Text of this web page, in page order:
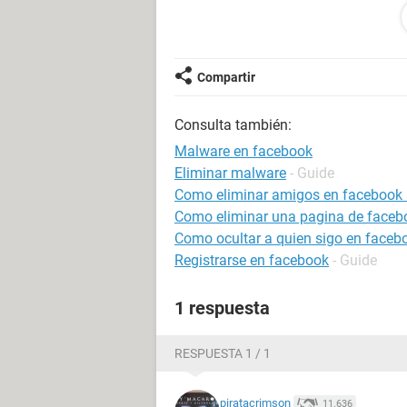
entro al facebook, normalmente en
que me pide ESET, y no detecta
de face, solamente la otra cuenta.
Compartir
Consulta también:
Malware en facebook
Eliminar malware - Guide
Como eliminar amigos en
Como eliminar una pagina de
Como ocultar a quien sigo en
Registrarse en facebook - Guide
1 respuesta
RESPUESTA 1 / 1
piratacrimson 11.636